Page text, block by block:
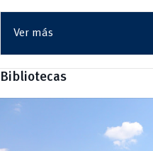
Ver más
Bibliotecas